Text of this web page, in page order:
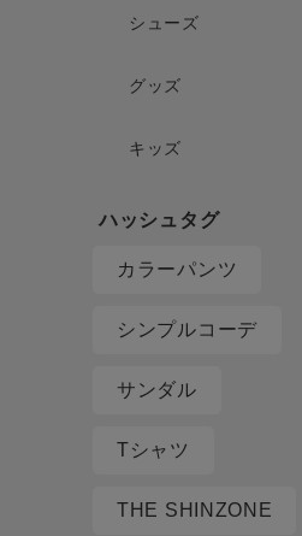
シューズ
グッズ
キッズ
カラーパンツ
シンプルコーデ
サンダル
Tシャツ
THE SHINZONE